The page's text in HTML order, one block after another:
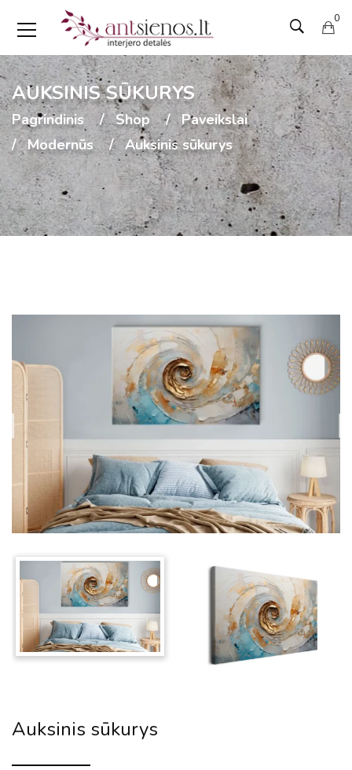
0
AUKSINIS SŪKURYS
Pagrindinis Shop
Paveikslai
Modernūs
Auksinis sūkurys
Auksinis sūkurys